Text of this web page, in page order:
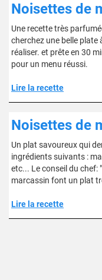
Noisettes de
Une recette très
cherchez une belle plate
réaliser. et prête en 30
pour un menu réussi.
Lire la recette
Noisettes de
Un plat savoureux qui
ingrédients suivants :
etc... Le conseil du chef:
marcassin font un plat
Lire la recette